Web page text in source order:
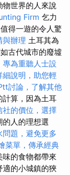
世界的人來說
Firm 乞力
得一遊的令人驚
與辦理 土耳其為
古代城市的廢墟
為重聽人士設
細說明，助您輕
討論，了解其他
計算，因為土耳
社的價位，選擇
人的理想選
題，避免更多
菜單，傳承經典
的食物都帶來
的小城鎮的狹